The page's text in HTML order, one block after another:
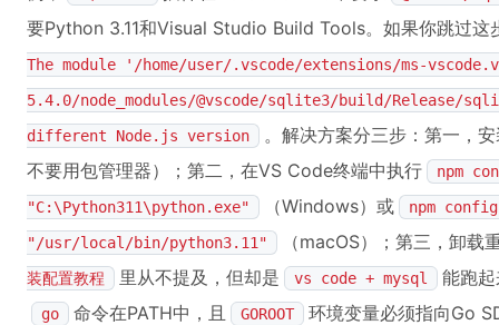
要Python 3.11和Visual Studio Build Tools。如果你跳过这
The module '/home/user/.vscode/extensions/ms-
5.4.0/node_modules/@vscode/sqlite3/build/Release/
different Node.js version
。解决方案分三步：第一，
不要用包管理器）；第二，在VS Code终端中执行
npm
"C:\Python311\python.exe"
（Windows）或
npm
"/usr/local/bin/python3.11"
（macOS）；第三，卸载
装配置教程 里从不提及，但却是 vs code + mysql 能跑
go 命令在PATH中，且 GOROOT
环境变量必须指向Go